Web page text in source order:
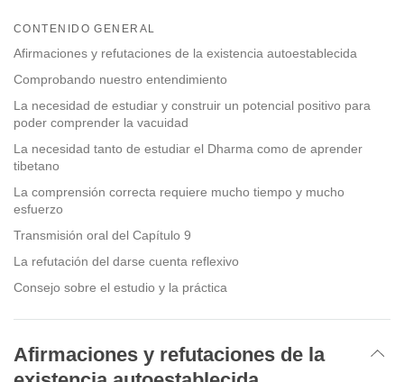
facebook
CONTENIDO GENERAL
Afirmaciones y refutaciones de la existencia autoestablecida
Comprobando nuestro entendimiento
La necesidad de estudiar y construir un potencial positivo para
poder comprender la vacuidad
La necesidad tanto de estudiar el Dharma como de aprender
tibetano
La comprensión correcta requiere mucho tiempo y mucho
esfuerzo
Transmisión oral del Capítulo 9
La refutación del darse cuenta reflexivo
Consejo sobre el estudio y la práctica
Afirmaciones y refutaciones de la